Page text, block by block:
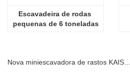
Escavadeira de rodas
pequenas de 6 toneladas